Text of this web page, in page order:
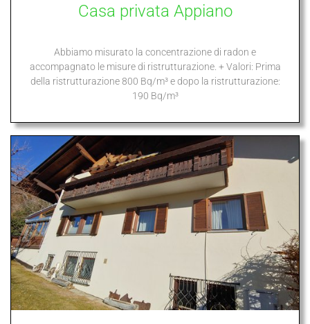
Casa privata Appiano
Abbiamo misurato la concentrazione di radon e
accompagnato le misure di ristrutturazione. + Valori: Prima
della ristrutturazione 800 Bq/m³ e dopo la ristrutturazione:
190 Bq/m³